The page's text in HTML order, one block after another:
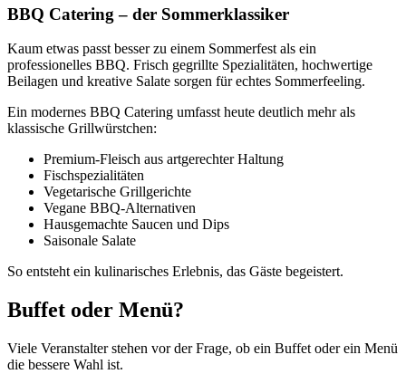
BBQ Catering – der Sommerklassiker
Kaum etwas passt besser zu einem Sommerfest als ein
professionelles BBQ. Frisch gegrillte Spezialitäten, hochwertige
Beilagen und kreative Salate sorgen für echtes Sommerfeeling.
Ein modernes BBQ Catering umfasst heute deutlich mehr als
klassische Grillwürstchen:
Premium-Fleisch aus artgerechter Haltung
Fischspezialitäten
Vegetarische Grillgerichte
Vegane BBQ-Alternativen
Hausgemachte Saucen und Dips
Saisonale Salate
So entsteht ein kulinarisches Erlebnis, das Gäste begeistert.
Buffet oder Menü?
Viele Veranstalter stehen vor der Frage, ob ein Buffet oder ein Menü
die bessere Wahl ist.